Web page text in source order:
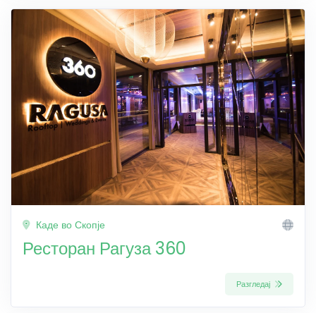
Каде во Скопје
Ресторан Рагуза 360
Разгледај